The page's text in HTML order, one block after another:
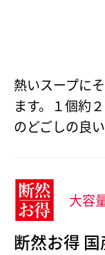
熱いスープに
ます。１個約
のどごしの良
大容
断然お得